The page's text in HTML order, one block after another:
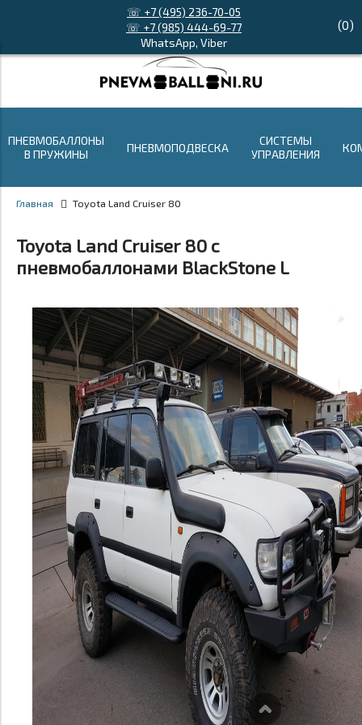
☏ +7 (495) 236-70-05
☏ +7 (985) 444-69-77
WhatsApp, Viber
(0)
ПНЕВМОБАЛЛОНЫ
В ПРУЖИНЫ
ПНЕВМОПОДВЕСКА
СИСТЕМЫ
УПРАВЛЕНИЯ
Главная Toyota Land Cruiser 80
Toyota Land Cruiser 80 с
пневмобаллонами BlackStone L